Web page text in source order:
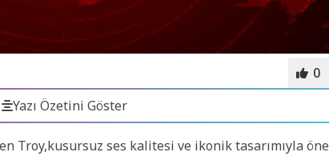
0
Yazı Özetini Göster
Troy,kusursuz ses kalitesi ve ikonik tasarımıyla öne